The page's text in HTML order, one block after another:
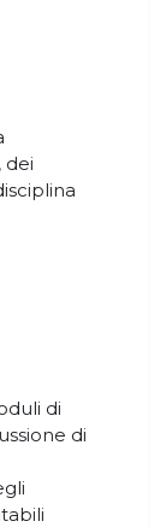
dei
di
di